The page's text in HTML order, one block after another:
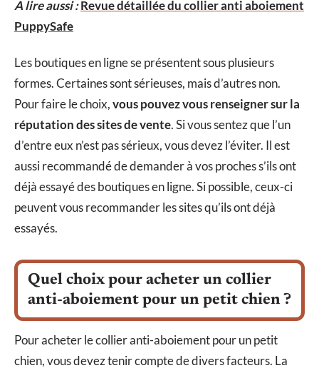
A lire aussi :Revue détaillée du collier anti aboiement
PuppySafe
Les boutiques en ligne se présentent sous plusieurs
formes. Certaines sont sérieuses, mais d’autres non.
Pour faire le choix,vous pouvez vous renseigner sur la
réputation des sites de vente. Si vous sentez que l’un
d’entre eux n’est pas sérieux, vous devez l’éviter. Il est
aussi recommandé de demander à vos proches s’ils ont
déjà essayé des boutiques en ligne. Si possible, ceux-ci
peuvent vous recommander les sites qu’ils ont déjà
essayés.
Quel choix pour acheter un collier
anti-aboiement pour un petit chien ?
Pour acheter le collier anti-aboiement pour un petit
chien, vous devez tenir compte de divers facteurs. La